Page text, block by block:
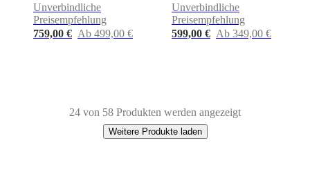
Unverbindliche
Preisempfehlung
759,00 € Ab 499,00 €
Unverbindliche
Preisempfehlung
599,00 € Ab 349,00 €
24 von 58 Produkten werden angezeigt
Weitere Produkte laden